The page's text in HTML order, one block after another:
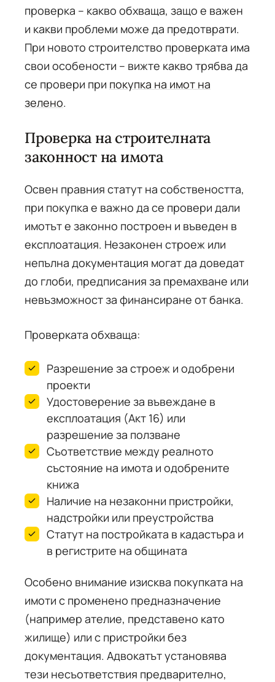
проверка – какво обхваща, защо е важен
и какви проблеми може да предотврати.
При новото строителство проверката има
свои особености – вижте какво трябва да
се провери при покупка на имот на
зелено.
Проверка на строителната
законност на имота
Освен правния статут на собствеността,
при покупка е важно да се провери дали
имотът е законно построен и въведен в
експлоатация. Незаконен строеж или
непълна документация могат да доведат
до глоби, предписания за премахване или
невъзможност за финансиране от банка.
Проверката обхваща:
Разрешение за строеж и одобрени
проекти
Удостоверение за въвеждане в
експлоатация (Акт 16) или
разрешение за ползване
Съответствие между реалното
състояние на имота и одобрените
книжа
Наличие на незаконни пристройки,
надстройки или преустройства
Статут на постройката в кадастъра и
в регистрите на общината
Особено внимание изисква покупката на
имоти с променено предназначение
(например ателие, представено като
жилище) или с пристройки без
документация. Адвокатът установява
тези несъответствия предварително,